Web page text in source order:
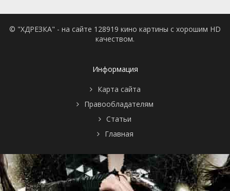
© "ХДРЕЗКА" - на сайте 128919 кино картины с хорошим HD
качеством.
Информация
Карта сайта
Правообладателям
Статьи
Главная